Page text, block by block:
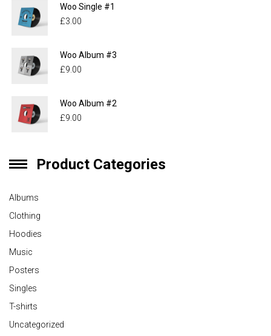
Woo Single #1
£3.00
Woo Album #3
£9.00
Woo Album #2
£9.00
Product Categories
Albums
Clothing
Hoodies
Music
Posters
Singles
T-shirts
Uncategorized